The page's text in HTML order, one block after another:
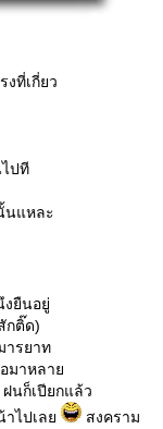
ที่เกี่ยว
ปที
นแหละ
ยืนอยู่
กติ๊ด)
ารยาท
อมาหลา
นก็เปียกแล้ว
าไปเล
สงคราม